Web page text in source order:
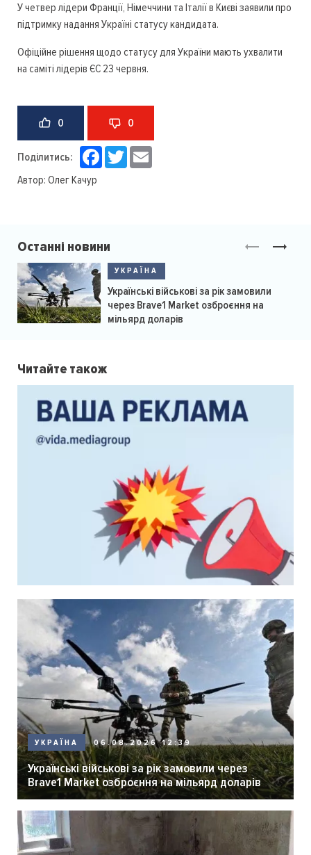
У четвер лідери Франції, Німеччини та Італії в Києві заявили про
підтримку надання Україні статусу кандидата.
Офіційне рішення щодо статусу для України мають ухвалити
на саміті лідерів ЄС 23 червня.
0 0
Поділитись: Facebook
Twitter
Автор: Олег Качур
Останні новини
УКРАЇНА
Українські військові за рік замовили
через Brave1 Market озброєння на
мільярд доларів
Читайте також
УКРАЇНА 06.08.2026 12:39
Українські військові за рік замовили через
Brave1 Market озброєння на мільярд доларів